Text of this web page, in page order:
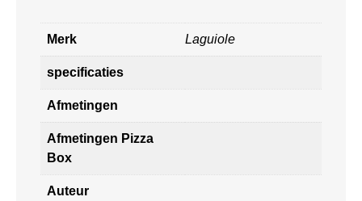
Merk Laguiole
specificaties
Afmetingen
Afmetingen Pizza
Box
Auteur